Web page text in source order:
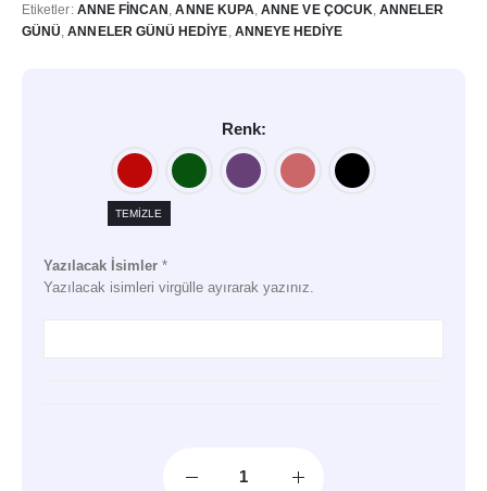
Etiketler: ANNE FINCAN ,ANNE KUPA ,ANNE VE ÇOCUK ,ANNELER
GÜNÜ ,ANNELER GÜNÜ HEDIYE ANNEYE HEDIYE
Renk
TEMIZLE
Yazılacak İsimler *
Yazılacak isimleri virgülle ayırarak yazınız.